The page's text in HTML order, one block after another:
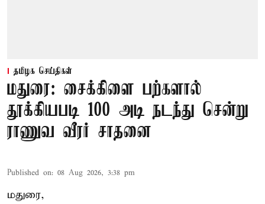
தமிழக செய்திகள்
மதுரை: சைக்கிளை பற்களால்
தூக்கியபடி 100 அடி நடந்து சென்று
ராணுவ வீரர் சாதனை
Published on: 08 Aug 2026, 3:38 pm
மதுரை,